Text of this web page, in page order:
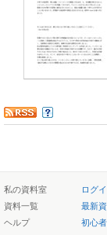
私の資料室 ログ
資料一覧
最新
ヘルプ
初心